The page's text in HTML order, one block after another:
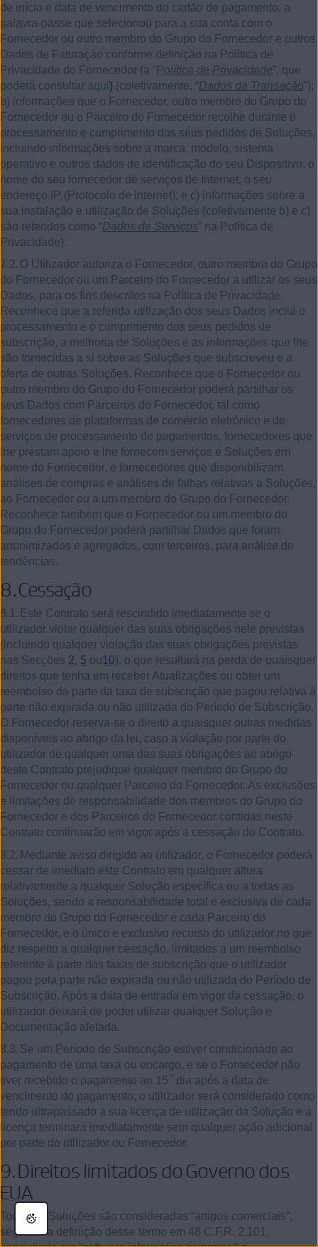
de início e data de vencimento do cartão de pagamento, a
palavra-passe que selecionou para a sua conta com o
Fornecedor ou outro membro do Grupo do Fornecedor e outros
Dados de Faturação conforme definição na Política de
Privacidade do Fornecedor (a “Política de Privacidade”, que
poderá consultar aqui) (coletivamente, “Dados da Transação”);
b) informações que o Fornecedor, outro membro do Grupo do
Fornecedor ou o Parceiro do Fornecedor recolhe durante o
processamento e cumprimento dos seus pedidos de Soluções,
incluindo informações sobre a marca, modelo, sistema
operativo e outros dados de identificação do seu Dispositivo, o
nome do seu fornecedor de serviços de Internet, o seu
endereço IP (Protocolo de Internet); e c) informações sobre a
sua instalação e utilização de Soluções (coletivamente b) e c)
são referidos como “Dados de Serviços” na Política de
Privacidade).
7.2. O Utilizador autoriza o Fornecedor, outro membro do Grupo
do Fornecedor ou um Parceiro do Fornecedor a utilizar os seus
Dados, para os fins descritos na Política de Privacidade.
Reconhece que a referida utilização dos seus Dados inclui o
processamento e o cumprimento dos seus pedidos de
subscrição, a melhoria de Soluções e as informações que lhe
são fornecidas a si sobre as Soluções que subscreveu e a
oferta de outras Soluções. Reconhece que o Fornecedor ou
outro membro do Grupo do Fornecedor poderá partilhar os
seus Dados com Parceiros do Fornecedor, tal como
fornecedores de plataformas de comércio eletrónico e de
serviços de processamento de pagamentos, fornecedores que
lhe prestam apoio e lhe fornecem serviços e Soluções em
nome do Fornecedor, e fornecedores que disponibilizam
análises de compras e análises de falhas relativas a Soluções,
ao Fornecedor ou a um membro do Grupo do Fornecedor.
Reconhece também que o Fornecedor ou um membro do
Grupo do Fornecedor poderá partilhar Dados que foram
anonimizados e agregados, com terceiros, para análise de
tendências.
8.Cessação
8.1. Este Contrato será rescindido imediatamente se o
utilizador violar qualquer das suas obrigações nele previstas
(incluindo qualquer violação das suas obrigações previstas
nas Secções 2, 5 ou10), o que resultará na perda de quaisquer
direitos que tenha em receber Atualizações ou obter um
reembolso da parte da taxa de subscrição que pagou relativa à
parte não expirada ou não utilizada do Período de Subscrição.
O Fornecedor reserva-se o direito a quaisquer outras medidas
disponíveis ao abrigo da lei, caso a violação por parte do
utilizador de qualquer uma das suas obrigações ao abrigo
deste Contrato prejudique qualquer membro do Grupo do
Fornecedor ou qualquer Parceiro do Fornecedor. As exclusões
e limitações de responsabilidade dos membros do Grupo do
Fornecedor e dos Parceiros do Fornecedor contidas neste
Contrato continuarão em vigor após a cessação do Contrato.
8.2. Mediante aviso dirigido ao utilizador, o Fornecedor poderá
cessar de imediato este Contrato em qualquer altura
relativamente a qualquer Solução específica ou a todas as
Soluções, sendo a responsabilidade total e exclusiva de cada
membro do Grupo do Fornecedor e cada Parceiro do
Fornecedor, e o único e exclusivo recurso do utilizador no que
diz respeito a qualquer cessação, limitados a um reembolso
referente à parte das taxas de subscrição que o utilizador
pagou pela parte não expirada ou não utilizada do Período de
Subscrição. Após a data de entrada em vigor da cessação, o
utilizador deixará de poder utilizar qualquer Solução e
Documentação afetada.
8.3. Se um Período de Subscrição estiver condicionado ao
pagamento de uma taxa ou encargo, e se o Fornecedor não
tiver recebido o pagamento ao 15.º dia após a data de
vencimento do pagamento, o utilizador será considerado como
tendo ultrapassado a sua licença de utilização da Solução e a
licença terminará imediatamente sem qualquer ação adicional
por parte do utilizador ou Fornecedor.
9.Direitos limitados do Governo dos
EUA
Todas as Soluções são consideradas “artigos comerciais”,
segundo a definição desse termo em 48 C.F.R. 2.101 ,